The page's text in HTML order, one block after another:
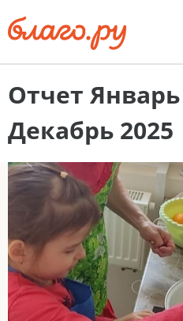
Отчет
Декабрь 2025